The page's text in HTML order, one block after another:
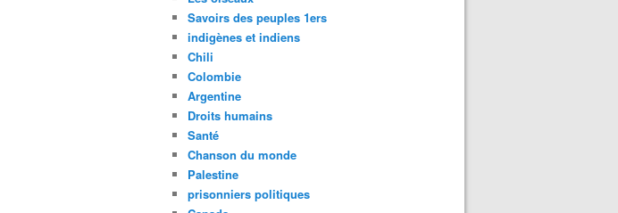
Savoirs des peuples 1ers
indigènes et indiens
Chili
Colombie
Argentine
Droits humains
Santé
Chanson du monde
Palestine
prisonniers politiques